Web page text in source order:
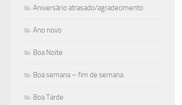
Aniversário atrasado/agradecimento
Ano novo
Boa Noite
Boa semana – fim de semana
Boa Tarde